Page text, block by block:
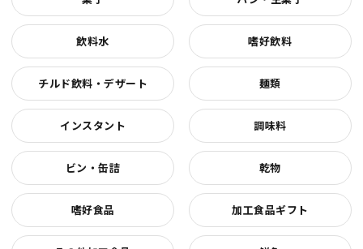
飲料水 嗜好飲料
チルド飲料・デザート 麺類
インスタント 調味料
ビン・缶詰 乾物
嗜好食品 加工食品ギフト